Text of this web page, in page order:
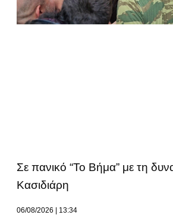
Σε πανικό “Το Βήμα” με τη
Κασιδιάρη
06/08/2026 13:34